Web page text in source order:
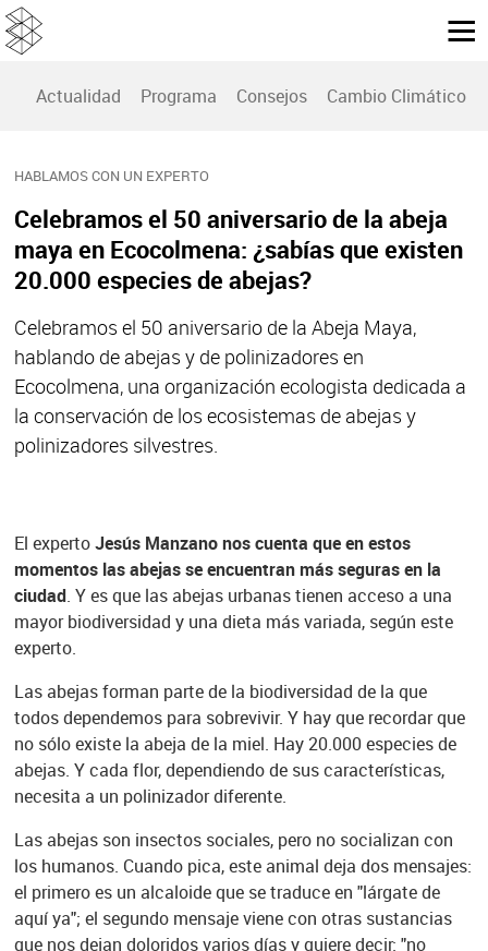
Actualidad Programa Consejos Cambio Climático
HABLAMOS CON UN EXPERTO
Celebramos el 50 aniversario de la abeja
maya en Ecocolmena: ¿sabías que existen
20.000 especies de abejas?
Celebramos el 50 aniversario de la Abeja Maya,
hablando de abejas y de polinizadores en
Ecocolmena, una organización ecologista dedicada a
la conservación de los ecosistemas de abejas y
polinizadores silvestres.
El expertoJesús Manzano nos cuenta que en estos
momentos las abejas se encuentran más seguras en la
ciudad. Y es que las abejas urbanas tienen acceso a una
mayor biodiversidad y una dieta más variada, según este
experto.
Las abejas forman parte de la biodiversidad de la que
todos dependemos para sobrevivir. Y hay que recordar que
no sólo existe la abeja de la miel. Hay 20.000 especies de
abejas. Y cada flor, dependiendo de sus características,
necesita a un polinizador diferente.
Las abejas son insectos sociales, pero no socializan con
los humanos. Cuando pica, este animal deja dos mensajes:
el primero es un alcaloide que se traduce en "lárgate de
aquí ya"; el segundo mensaje viene con otras sustancias
que nos dejan doloridos varios días y quiere decir: "no